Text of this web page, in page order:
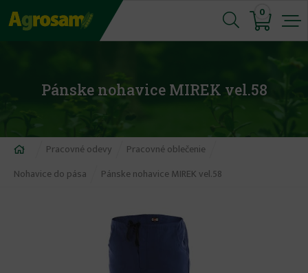
Jump
to
0
Pánske nohavice MIREK vel.58
Nachádzate
sa
Pracovné odevy
Pracovné oblečenie
Nohavice do pása
Pánske nohavice MIREK vel.58